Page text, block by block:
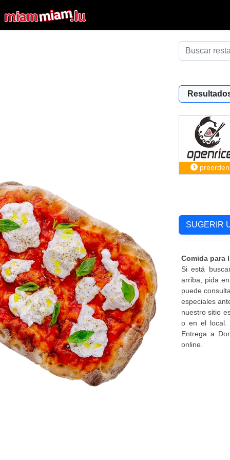
preorden
SUGERIR
Comida para
Si está
arriba, pida
puede
especiales
nuestro sitio
o en el local.
Entrega a
online.